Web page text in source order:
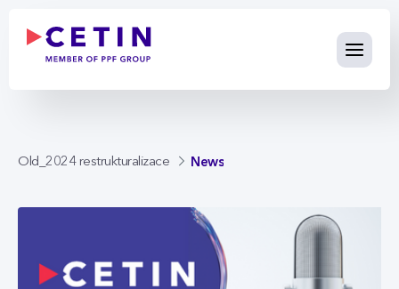
Old_2024 restrukturalizace News